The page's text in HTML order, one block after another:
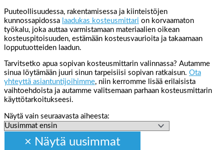
Puuteollisuudessa, rakentamisessa ja kiinteistöjen
kunnossapidossa laadukas kosteusmittari on korvaamaton
työkalu, joka auttaa varmistamaan materiaalien oikean
kosteuspitoisuuden, estämään kosteusvaurioita ja takaamaan
lopputuotteiden laadun.
Tarvitsetko apua sopivan kosteusmittarin valinnassa? Autamme
sinua löytämään juuri sinun tarpeisiisi sopivan ratkaisun. Ota
yhteyttä asiantuntijoihimme, niin kerromme lisää erilaisista
vaihtoehdoista ja autamme valitsemaan parhaan kosteusmittarin
käyttötarkoitukseesi.
Näytä vain seuraavasta aiheesta: